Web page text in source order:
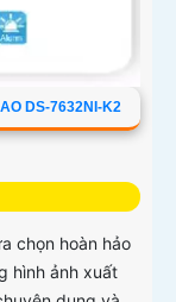
DS-7632NI-K2
chọn hoàn hảo
hình ảnh xuất